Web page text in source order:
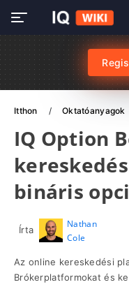
Itthon Oktatóanyagok
IQ Option
bináris
Írta
Nathan
Cole
Az online kereskedési
Brókerplatformokat és